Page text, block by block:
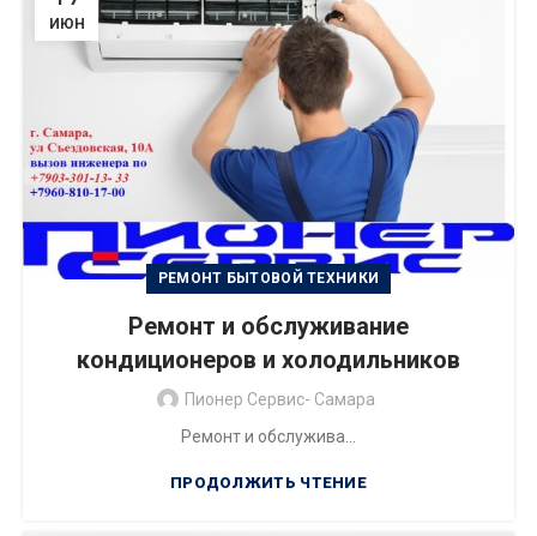
ИЮН
РЕМОНТ БЫТОВОЙ ТЕХНИКИ
Ремонт и обслуживание
кондиционеров и холодильников
Пионер Сервис- Самара
Ремонт и обслужива...
ПРОДОЛЖИТЬ ЧТЕНИЕ